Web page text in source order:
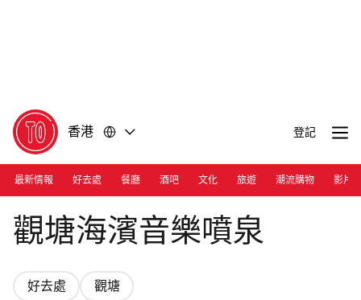
香港 登記
最新情報 好去處 餐廳 酒吧 文化 旅遊 潮流購物 影片
Photograph: Courtesy HAD
觀塘海濱音樂噴泉
好去處 觀塘